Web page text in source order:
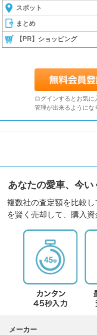
スポット
まとめ
【PR】ショッピング
ログインするとお気
管理が出来るようにな
あなたの愛車、今い
複数社の査定額を比較
を賢く売却して、購入
メーカー